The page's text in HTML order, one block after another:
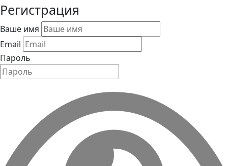
Регистрация
Ваше имя
Email
Пароль